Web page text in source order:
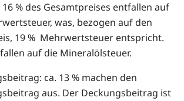
% des Gesamtpreises entfallen auf
was, bezogen auf den
19 % Mehrwertsteuer entspricht.
auf die Mineralölsteuer.
ca. 13 % machen den
aus. Der Deckungsbeitrag ist